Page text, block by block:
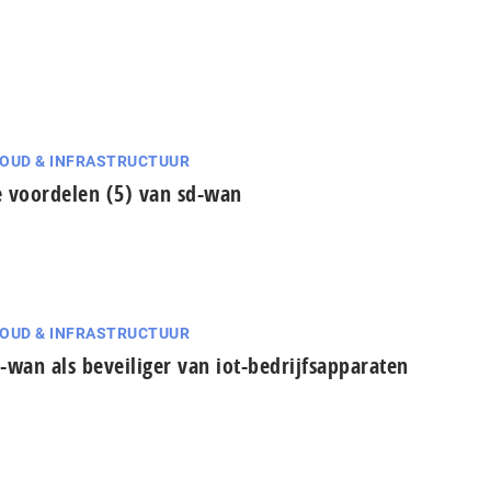
& INFRASTRUCTUUR
voordelen (5) van sd-wan
& INFRASTRUCTUUR
wan als beveiliger van iot-bedrijfsapparaten